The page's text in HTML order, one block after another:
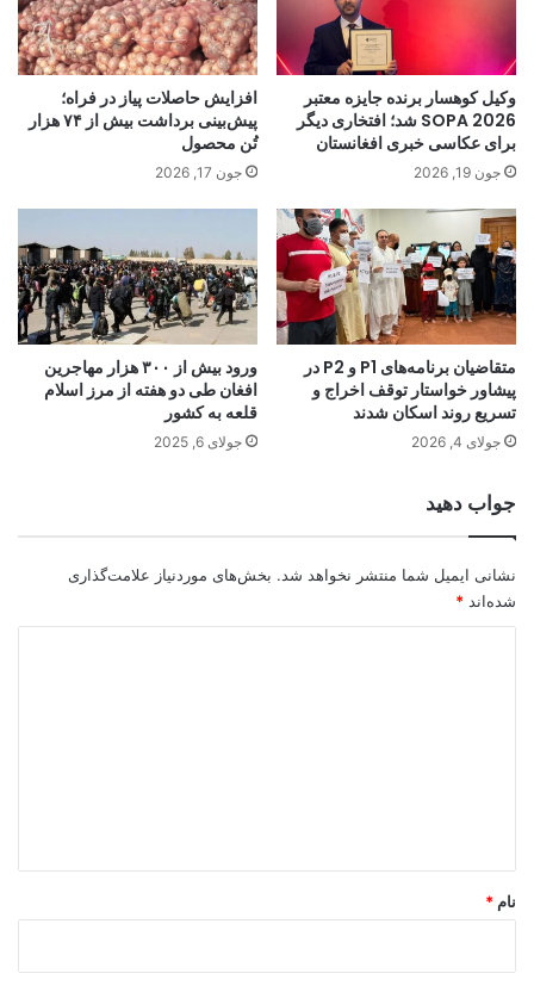
وکیل کوهسار برنده جایزه معتبر
SOPA 2026 شد؛ افتخاری دیگر
برای عکاسی خبری افغانستان
جون 19, 2026
افزایش حاصلات پیاز در فراه؛
پیش‌بینی برداشت بیش از ۷۴ هزار
تُن محصول
جون 17, 2026
متقاضیان برنامه‌های P1 و P2 در
پیشاور خواستار توقف اخراج و
تسریع روند اسکان شدند
جولای 4, 2026
ورود بیش از ۳۰۰ هزار مهاجرین
افغان طی دو هفته از مرز اسلام
قلعه به کشور
جولای 6, 2025
جواب دهید
نشانی ایمیل شما منتشر نخواهد شد. بخش‌های موردنیاز علامت‌گذاری
شده‌اند *
نام *